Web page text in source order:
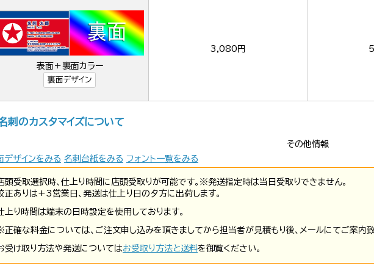
表面＋裏面カラー
裏面デザイン
3,080円
刺のカスタマイズについて
その他情報
デザインをみる 名刺台紙をみる フォント一覧をみる
頭受取選択時、仕上り時間に店頭受取りが可能です。※発送指定時は当日受取りできません。
正ありは+3営業日、発送は仕上り日の夕方に出荷します。
上り時間は端末の日時設定を使用しております。
正確な料金については、ご注文申し込みを頂きましてから担当者が見積もり後、メールにてご案内致
受け取り方法や発送についてはお受取り方法と送料を御覧ください。